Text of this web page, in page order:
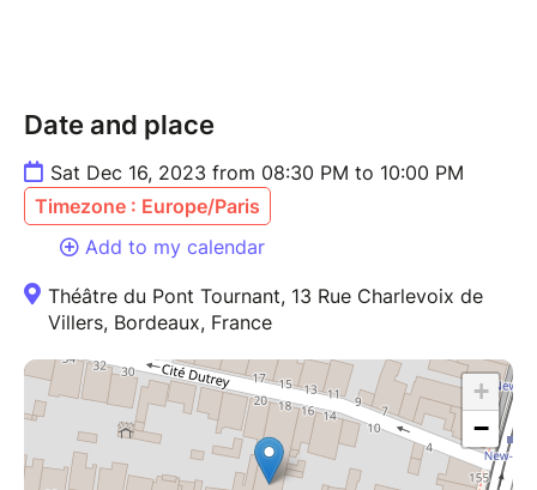
Date and place
Sat Dec 16, 2023 from 08:30 PM to 10:00 PM
Timezone : Europe/Paris
Add to my calendar
Théâtre du Pont Tournant, 13 Rue Charlevoix de
Villers, Bordeaux, France
+
−